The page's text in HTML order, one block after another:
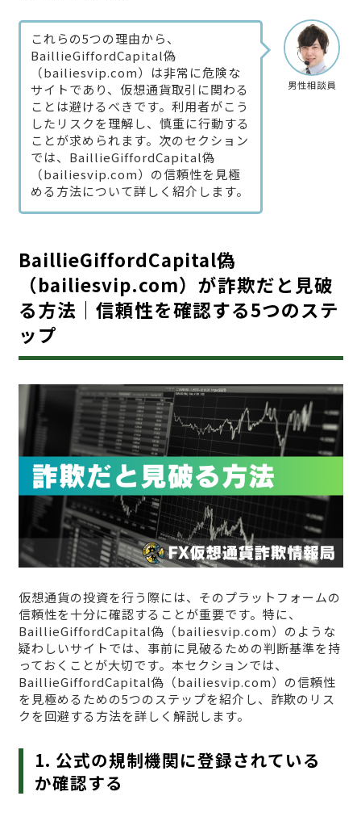
男性相談員
これらの5つの理由から、
BaillieGiffordCapital偽
（bailiesvip.com）は非常に危険な
サイトであり、仮想通貨取引に関わる
ことは避けるべきです。利用者がこう
したリスクを理解し、慎重に行動する
ことが求められます。次のセクション
では、BaillieGiffordCapital偽
（bailiesvip.com）の信頼性を見極
める方法について詳しく紹介します。
BaillieGiffordCapital偽
（bailiesvip.com）が詐欺だと見破
る方法｜信頼性を確認する5つのステ
ップ
仮想通貨の投資を行う際には、そのプラットフォームの
信頼性を十分に確認することが重要です。特に、
BaillieGiffordCapital偽（bailiesvip.com）のような
疑わしいサイトでは、事前に見破るための判断基準を持
っておくことが大切です。本セクションでは、
BaillieGiffordCapital偽（bailiesvip.com）の信頼性
を見極めるための5つのステップを紹介し、詐欺のリス
クを回避する方法を詳しく解説します。
1. 公式の規制機関に登録されている
か確認する